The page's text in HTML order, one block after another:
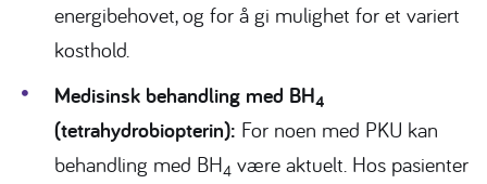
energibehovet, og for å gi mulighet for et variert
kosthold.
Medisinsk behandling med BH4
(tetrahydrobiopterin): For noen med PKU kan
behandling med BH4 være aktuelt. Hos pasienter